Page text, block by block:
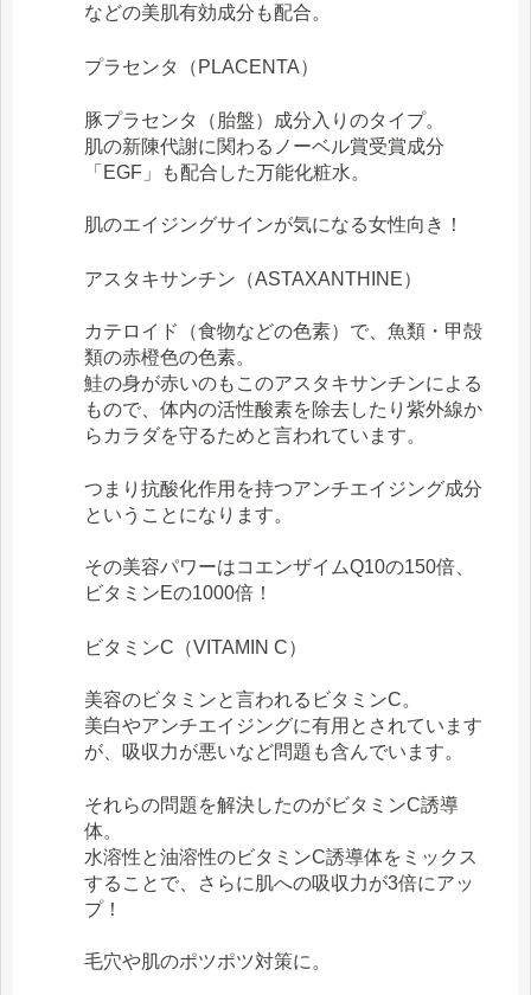
などの美肌有効成分も配合。
プラセンタ（PLACENTA）
豚プラセンタ（胎盤）成分入りのタイプ。
肌の新陳代謝に関わるノーベル賞受賞成分
「EGF」も配合した万能化粧水。
肌のエイジングサインが気になる女性向き！
アスタキサンチン（ASTAXANTHINE）
カテロイド（食物などの色素）で、魚類・甲殻
類の赤橙色の色素。
鮭の身が赤いのもこのアスタキサンチンによる
もので、体内の活性酸素を除去したり紫外線か
らカラダを守るためと言われています。
つまり抗酸化作用を持つアンチエイジング成分
ということになります。
その美容パワーはコエンザイムQ10の150倍、
ビタミンEの1000倍！
ビタミンC（VITAMIN C）
美容のビタミンと言われるビタミンC。
美白やアンチエイジングに有用とされています
が、吸収力が悪いなど問題も含んでいます。
それらの問題を解決したのがビタミンC誘導
体。
水溶性と油溶性のビタミンC誘導体をミックス
することで、さらに肌への吸収力が3倍にアッ
プ！
毛穴や肌のポツポツ対策に。